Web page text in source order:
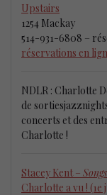
Upstairs
1254 Mackay
514-931-6808 –
réservations en
NDLR : Charlotte
de
concerts et des
Charlotte !
Stacey Kent –
Charlotte a vu ! (1e